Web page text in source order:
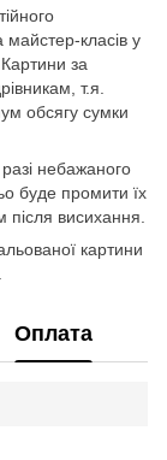
класів у
за
т.я.
обсягу сумки
небажаного
буде промити їх
висихання.
картини
Оплата